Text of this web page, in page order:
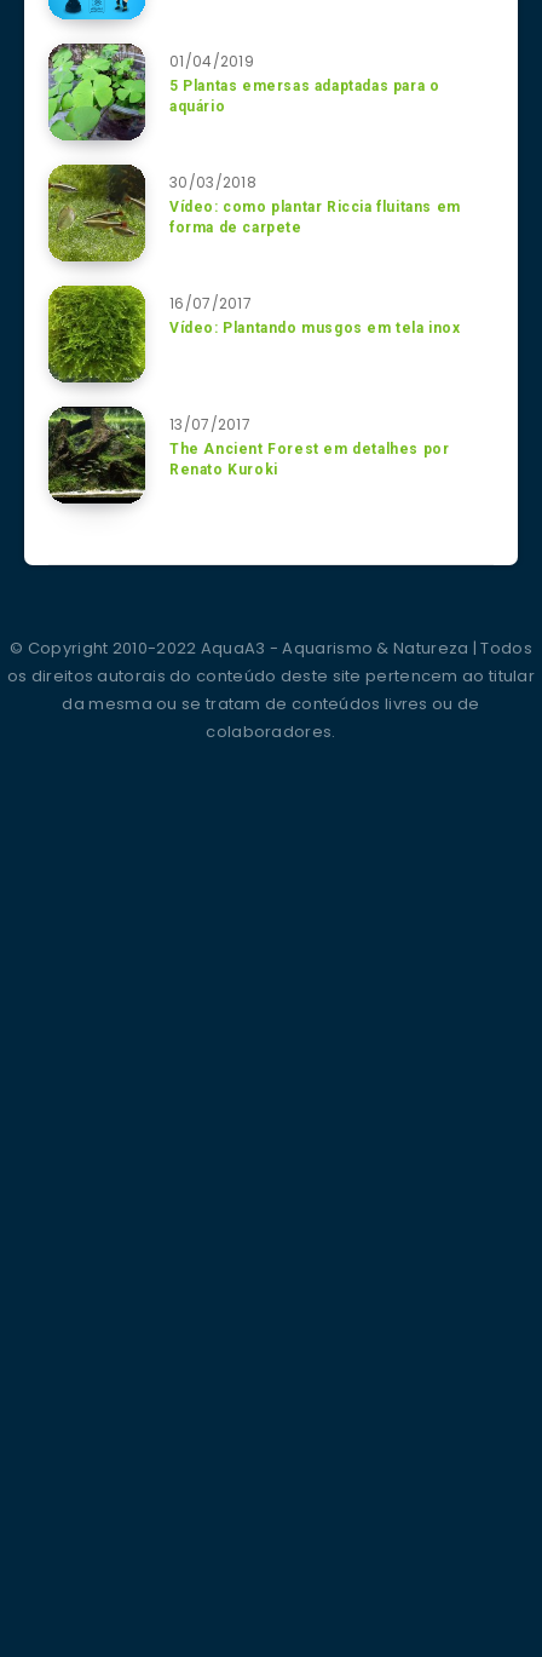
01/04/2019
5 Plantas emersas adaptadas para o
aquário
30/03/2018
Vídeo: como plantar Riccia fluitans em
forma de carpete
16/07/2017
Vídeo: Plantando musgos em tela inox
13/07/2017
The Ancient Forest em detalhes por
Renato Kuroki
© Copyright 2010-2022 AquaA3 - Aquarismo & Natureza | Todos
os direitos autorais do conteúdo deste site pertencem ao titular
da mesma ou se tratam de conteúdos livres ou de
colaboradores.